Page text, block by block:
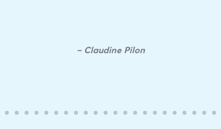
– Claudine Pilon